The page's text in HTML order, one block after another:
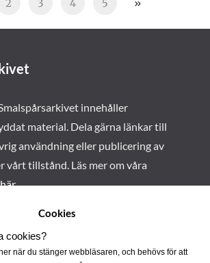
2 3 4 5 »
innehåller
material. Dela gärna länkar till
användning eller publicering av
vårt tillstånd. Läs mer om våra
.
Cookies
cookies?
när du stänger webbläsaren, och behövs för att